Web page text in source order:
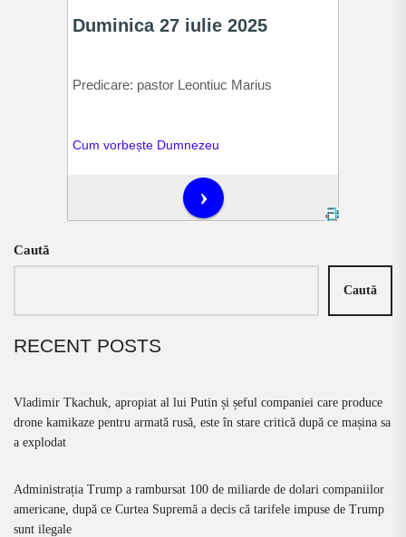
Caută
Caută
RECENT POSTS
Vladimir Tkachuk, apropiat al lui Putin și șeful companiei care produce
drone kamikaze pentru armată rusă, este în stare critică după ce mașina sa
a explodat
Administrația Trump a rambursat 100 de miliarde de dolari companiilor
americane, după ce Curtea Supremă a decis că tarifele impuse de Trump
sunt ilegale